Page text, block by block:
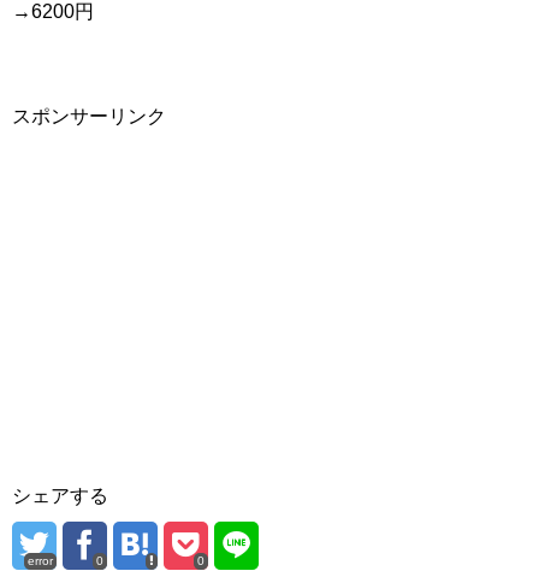
→6200円
スポンサーリンク
シェアする
error 0 0